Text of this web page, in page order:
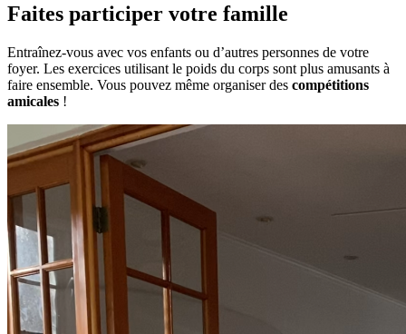
Faites participer votre famille
Entraînez-vous avec vos enfants ou d’autres personnes de votre
foyer. Les exercices utilisant le poids du corps sont plus amusants à
faire ensemble. Vous pouvez même organiser des compétitions
amicales !